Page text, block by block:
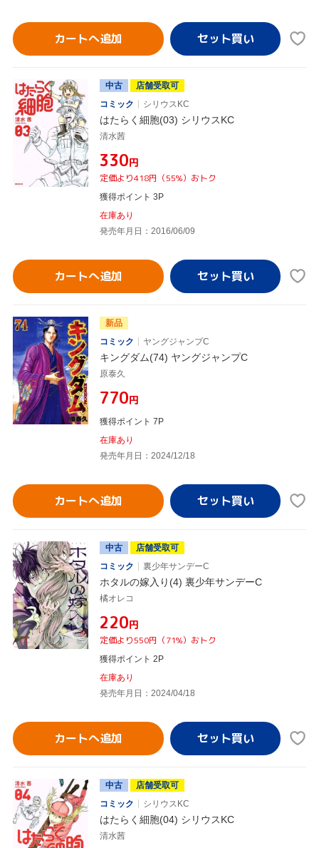
カートへ追加
中古
店舗受取可
コミック
シリウスKC
はたらく細胞(03) シリウスKC
清水茜
¥330円
定価より418円（55%）おトク
獲得ポイント 3P
在庫あり
発売年月日：2016/06/09
カートへ追加
新品
コミック
ヤングジャンプC
キングダム(74) ヤングジャンプC
原泰久
¥770円
獲得ポイント 7P
在庫あり
発売年月日：2024/12/18
カートへ追加
中古
店舗受取可
コミック
裏少年サンデーC
ホタルの嫁入り(4) 裏少年サンデーC
橘オレコ
¥220円
定価より550円（71%）おトク
獲得ポイント 2P
在庫あり
発売年月日：2024/04/18
カートへ追加
中古
店舗受取可
コミック
シリウスKC
はたらく細胞(04) シリウスKC
清水茜